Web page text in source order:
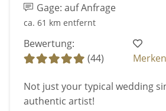
Gage: auf Anfrage
ca. 61 km entfernt
Bewertung:
(44)
Merken
Not just your typical wedding
authentic artist!